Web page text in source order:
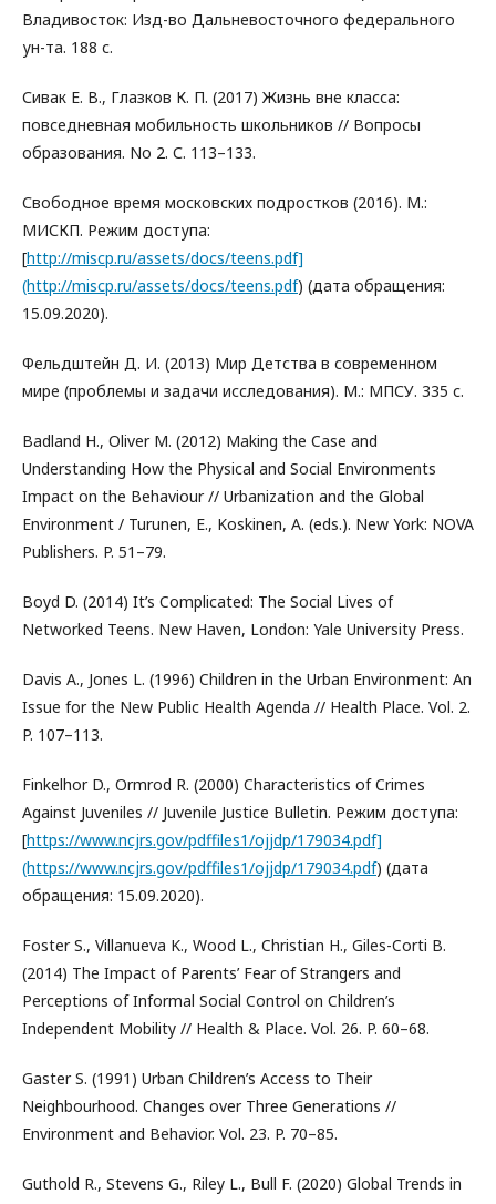
Владивосток: Изд-во Дальневосточного федерального
ун-та. 188 с.
Сивак Е. В., Глазков К. П. (2017) Жизнь вне класса:
повседневная мобильность школьников // Вопросы
образования. No 2. С. 113–133.
Свободное время московских подростков (2016). М.:
МИСКП. Режим доступа:
[http://miscp.ru/assets/docs/teens.pdf]
(http://miscp.ru/assets/docs/teens.pdf) (дата обращения:
15.09.2020).
Фельдштейн Д. И. (2013) Мир Детства в современном
мире (проблемы и задачи исследования). М.: МПСУ. 335 с.
Badland H., Oliver M. (2012) Making the Case and
Understanding How the Physical and Social Environments
Impact on the Behaviour // Urbanization and the Global
Environment / Turunen, E., Koskinen, A. (eds.). New York: NOVA
Publishers. P. 51–79.
Boyd D. (2014) It’s Complicated: The Social Lives of
Networked Teens. New Haven, London: Yale University Press.
Davis A., Jones L. (1996) Children in the Urban Environment: An
Issue for the New Public Health Agenda // Health Place. Vol. 2.
P. 107–113.
Finkelhor D., Ormrod R. (2000) Characteristics of Crimes
Against Juveniles // Juvenile Justice Bulletin. Режим доступа:
[https://www.ncjrs.gov/pdffiles1/ojjdp/179034.pdf]
(https://www.ncjrs.gov/pdffiles1/ojjdp/179034.pdf) (дата
обращения: 15.09.2020).
Foster S., Villanueva K., Wood L., Christian H., Giles-Corti B.
(2014) The Impact of Parents’ Fear of Strangers and
Perceptions of Informal Social Control on Children’s
Independent Mobility // Health & Place. Vol. 26. P. 60–68.
Gaster S. (1991) Urban Children’s Access to Their
Neighbourhood. Changes over Three Generations //
Environment and Behavior. Vol. 23. P. 70–85.
Guthold R., Stevens G., Riley L., Bull F. (2020) Global Trends in